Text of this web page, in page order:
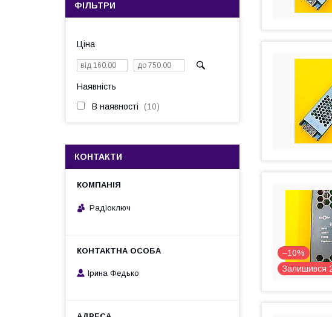
–10%
Залишився
ФІЛЬТРИ
Ціна
Наявність
В наявності 10
КОНТАКТИ
Радіоключ
Ірина Федько